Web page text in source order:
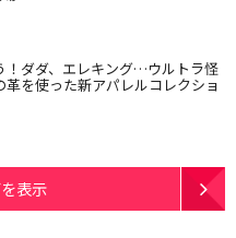
！ダダ、エレキング…ウルトラ怪
革を使った新アパレルコレクショ
表示